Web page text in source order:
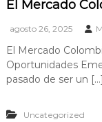
El Mercado
agosto 26, 2025
El Mercado
Oportunidades
pasado de ser un […]
Uncategorized